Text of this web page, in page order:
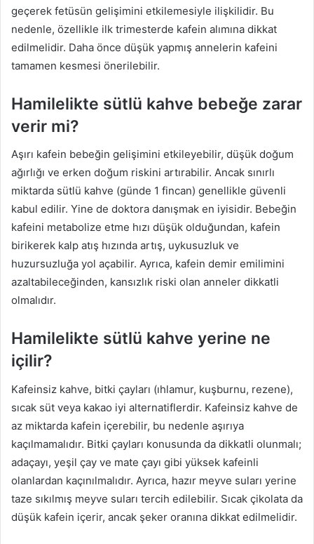
geçerek fetüsün gelişimini etkilemesiyle ilişkilidir. Bu
nedenle, özellikle ilk trimesterde kafein alımına dikkat
edilmelidir. Daha önce düşük yapmış annelerin kafeini
tamamen kesmesi önerilebilir.
Hamilelikte sütlü kahve bebeğe zarar
verir mi?
Aşırı kafein bebeğin gelişimini etkileyebilir, düşük doğum
ağırlığı ve erken doğum riskini artırabilir. Ancak sınırlı
miktarda sütlü kahve (günde 1 fincan) genellikle güvenli
kabul edilir. Yine de doktora danışmak en iyisidir. Bebeğin
kafeini metabolize etme hızı düşük olduğundan, kafein
birikerek kalp atış hızında artış, uykusuzluk ve
huzursuzluğa yol açabilir. Ayrıca, kafein demir emilimini
azaltabileceğinden, kansızlık riski olan anneler dikkatli
olmalıdır.
Hamilelikte sütlü kahve yerine ne
içilir?
Kafeinsiz kahve, bitki çayları (ıhlamur, kuşburnu, rezene),
sıcak süt veya kakao iyi alternatiflerdir. Kafeinsiz kahve de
az miktarda kafein içerebilir, bu nedenle aşırıya
kaçılmamalıdır. Bitki çayları konusunda da dikkatli olunmalı;
adaçayı, yeşil çay ve mate çayı gibi yüksek kafeinli
olanlardan kaçınılmalıdır. Ayrıca, hazır meyve suları yerine
taze sıkılmış meyve suları tercih edilebilir. Sıcak çikolata da
düşük kafein içerir, ancak şeker oranına dikkat edilmelidir.